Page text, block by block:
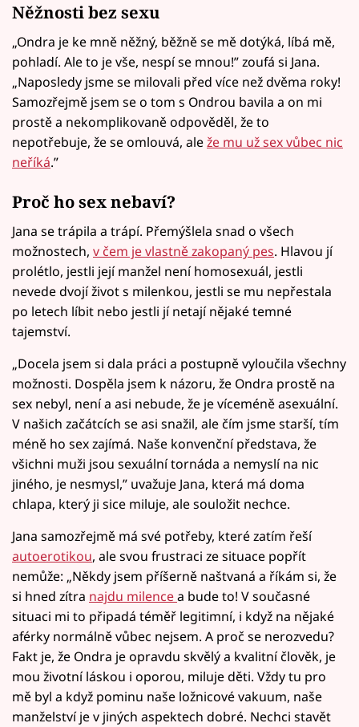
Něžnosti bez sexu
„Ondra je ke mně něžný, běžně se mě dotýká, líbá mě,
pohladí. Ale to je vše, nespí se mnou!” zoufá si Jana.
„Naposledy jsme se milovali před více než dvěma roky!
Samozřejmě jsem se o tom s Ondrou bavila a on mi
prostě a nekomplikovaně odpověděl, že to
nepotřebuje, že se omlouvá, aleže mu už sex vůbec nic
neříká.”
Proč ho sex nebaví?
Jana se trápila a trápí. Přemýšlela snad o všech
možnostech, v čem je vlastně zakopaný pes. Hlavou jí
prolétlo, jestli její manžel není homosexuál, jestli
nevede dvojí život s milenkou, jestli se mu nepřestala
po letech líbit nebo jestli jí netají nějaké temné
tajemství.
„Docela jsem si dala práci a postupně vyloučila všechny
možnosti. Dospěla jsem k názoru, že Ondra prostě na
sex nebyl, není a asi nebude, že je víceméně asexuální.
V našich začátcích se asi snažil, ale čím jsme starší, tím
méně ho sex zajímá. Naše konvenční představa, že
všichni muži jsou sexuální tornáda a nemyslí na nic
jiného, je nesmysl,” uvažuje Jana, která má doma
chlapa, který ji sice miluje, ale souložit nechce.
Jana samozřejmě má své potřeby, které zatím řeší
autoerotikou, ale svou frustraci ze situace popřít
nemůže: „Někdy jsem příšerně naštvaná a říkám si, že
si hned zítra najdu milencea bude to! V současné
situaci mi to připadá téměř legitimní, i když na nějaké
aférky normálně vůbec nejsem. A proč se nerozvedu?
Fakt je, že Ondra je opravdu skvělý a kvalitní člověk, je
mou životní láskou i oporou, miluje děti. Vždy tu pro
mě byl a když pominu naše ložnicové vakuum, naše
manželství je v jiných aspektech dobré. Nechci stavět